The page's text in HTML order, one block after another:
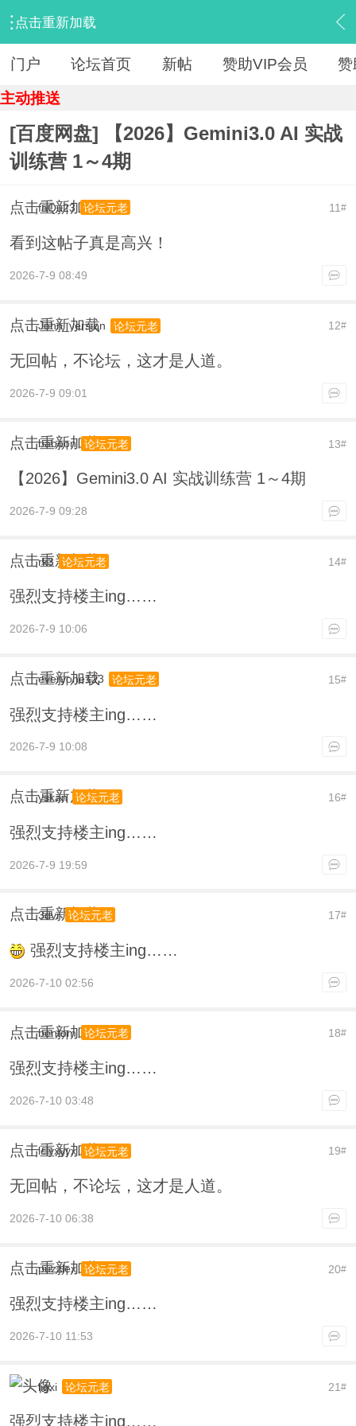
点击重新加载
› 【 资源区 】 › 『人工智能（AI）』 › 内容
门户 论坛首页 新帖 赞助VIP会员 赞
主动推送
[百度网盘] 【2026】Gemini3.0 AI 实战
训练营 1～4期
点击重新加载 11#
faQu23 论坛元老
看到这帖子真是高兴！
2026-7-9 08:49
点击重新加载 12#
John_version 论坛元老
无回帖，不论坛，这才是人道。
2026-7-9 09:01
点击重新加载 13#
baboon 论坛元老
【2026】Gemini3.0 AI 实战训练营 1～4期
2026-7-9 09:28
点击重新加载 14#
rk3 论坛元老
强烈支持楼主ing……
2026-7-9 10:06
点击重新加载 15#
everyone123 论坛元老
强烈支持楼主ing……
2026-7-9 10:08
点击重新加载 16#
yskan 论坛元老
强烈支持楼主ing……
2026-7-9 19:59
点击重新加载 17#
3dvr 论坛元老
强烈支持楼主ing……
2026-7-10 02:56
点击重新加载 18#
bentom 论坛元老
强烈支持楼主ing……
2026-7-10 03:48
点击重新加载 19#
lclyxyyx 论坛元老
无回帖，不论坛，这才是人道。
2026-7-10 06:38
点击重新加载 20#
puzzlex 论坛元老
强烈支持楼主ing……
2026-7-10 11:53
21#
ligxi 论坛元老
强烈支持楼主ing……